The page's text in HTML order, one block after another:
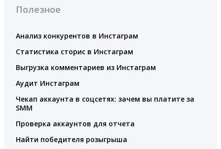
Полезное
Анализ конкурентов в Инстаграм
Статистика сторис в Инстаграм
Выгрузка комментариев из Инстаграм
Аудит Инстаграм
Чекап аккаунта в соцсетях: зачем вы платите за
SMM
Проверка аккаунтов для отчета
Найти победителя розыгрыша